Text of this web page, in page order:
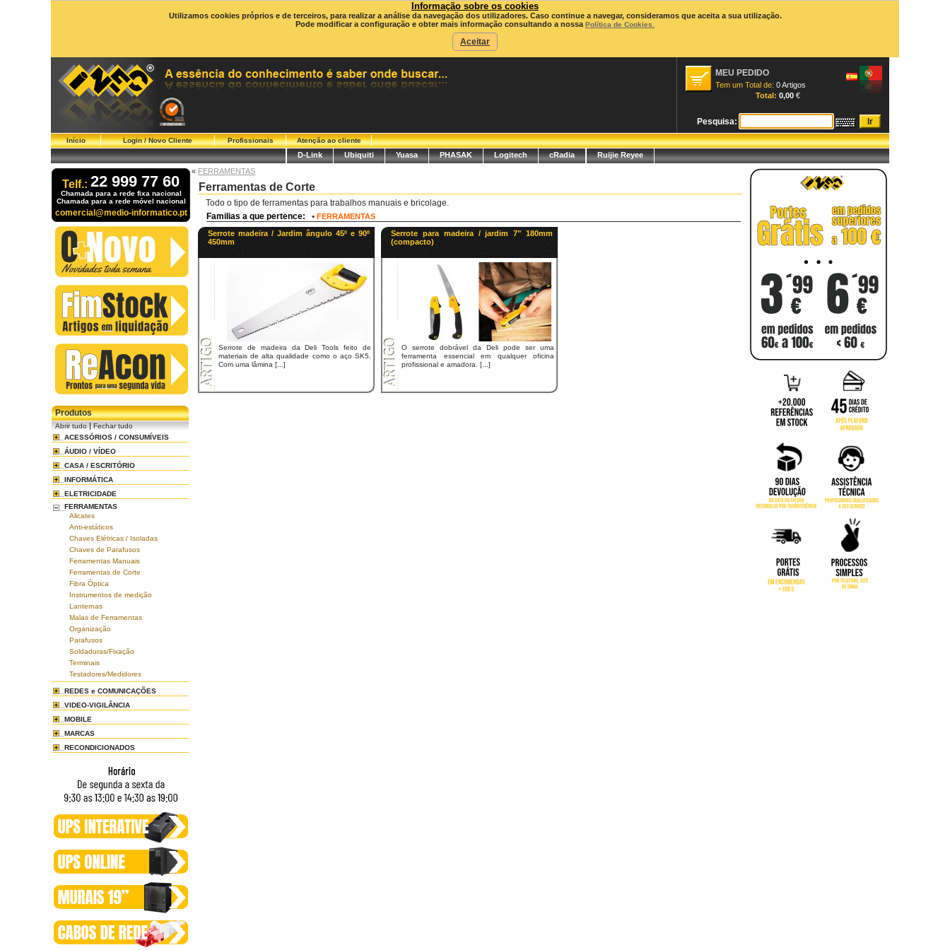
Informação sobre os cookies
Utilizamos cookies próprios e de terceiros, para realizar a análise da navegação dos utilizadores. Caso continue a navegar, consideramos que aceita a sua utilização.
Pode modificar a configuração e obter mais informação consultando a nossa Política de Cookies.
Aceitar
MEU PEDIDO
Tem um Total de: 0 Artigos
Total: 0,00 €
Pesquisa:
Início Login / Novo Cliente Profissionais Atenção ao cliente
D-Link Ubiquiti Yuasa PHASAK Logitech cRadia Ruijie Reyee
Telf.: 22 999 77 60
Chamada para a rede fixa nacional
Chamada para a rede móvel nacional
comercial@medio-informatico.pt
Produtos
Abrir tudo|Fechar tudo
ACESSÓRIOS / CONSUMÍVEIS
ÁUDIO / VÍDEO
CASA / ESCRITÓRIO
INFORMÁTICA
ELETRICIDADE
FERRAMENTAS
Alicates
Anti-estáticos
Chaves Elétricas / Isoladas
Chaves de Parafusos
Ferramentas Manuais
Ferramentas de Corte
Fibra Óptica
Instrumentos de medição
Lanternas
Malas de Ferramentas
Organização
Parafusos
Soldaduras/Fixação
Terminais
Testadores/Medidores
REDES e COMUNICAÇÕES
VIDEO-VIGILÂNCIA
MOBILE
MARCAS
RECONDICIONADOS
« FERRAMENTAS
Ferramentas de Corte
Todo o tipo de ferramentas para trabalhos manuais e bricolage.
Familias a que pertence: • FERRAMENTAS
Serrote madeira / Jardim ângulo 45º e 90º
450mm
Serrote de madeira da Deli Tools feito de
materiais de alta qualidade como o aço SK5.
Com uma lâmina [...]
Serrote para madeira / jardim 7" 180mm
(compacto)
O serrote dobrável da Deli pode ser uma
ferramenta essencial em qualquer oficina
profissional e amadora. [...]